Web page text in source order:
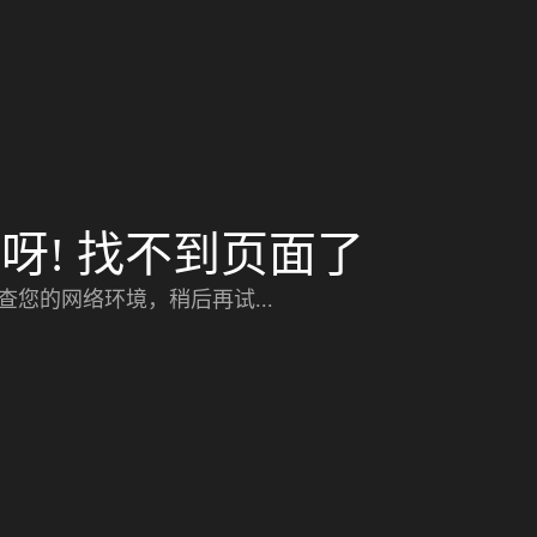
! 找不到页面了
您的网络环境，稍后再试...